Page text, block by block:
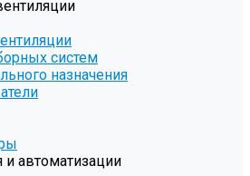
систем
назначения
автоматизации